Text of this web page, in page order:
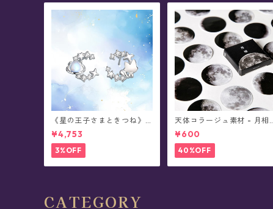
《星の王子さまときつね》 T
he Little Prince 星と結ぶ絆
シルバーピアス/イヤリング
¥4,753
3%OFF
天体コラージュ素材 - 月相/
フレークシール(45枚入)
¥600
40%OFF
CATEGORY